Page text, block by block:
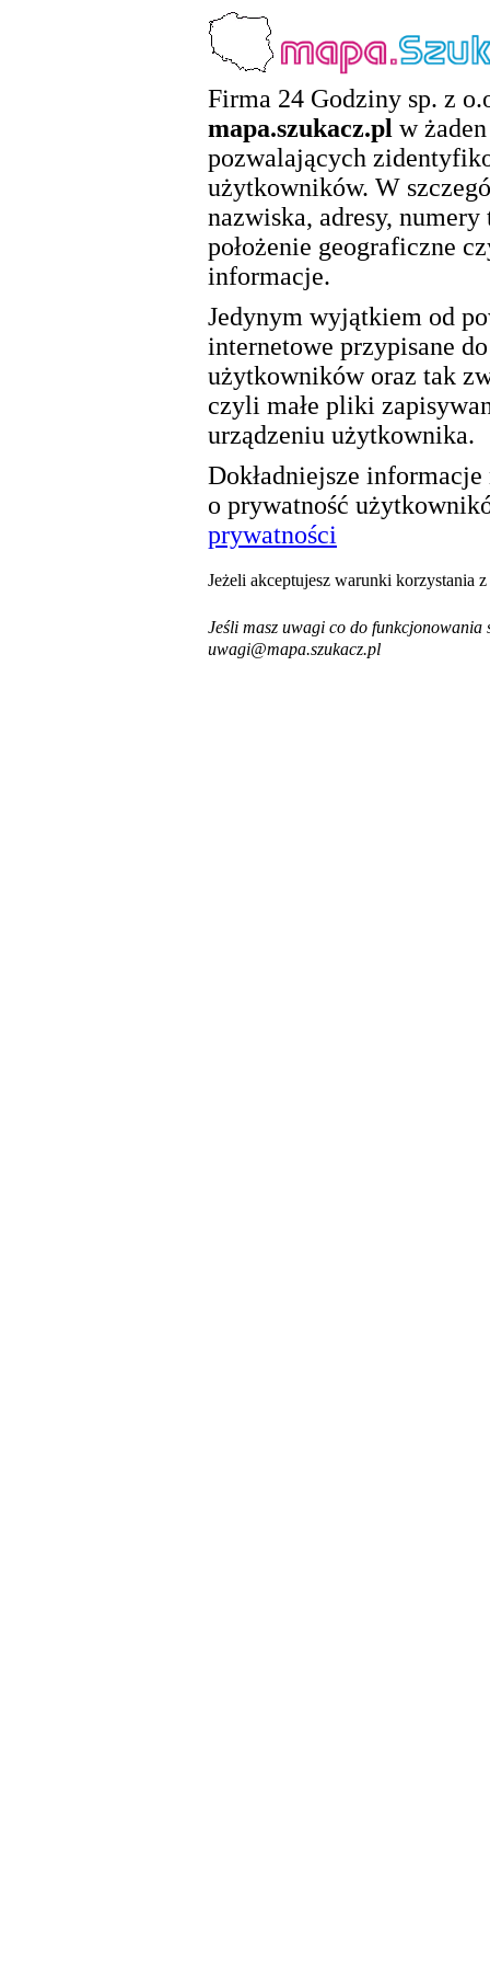
Firma 24 Godziny sp. z
mapa.szukacz.pl w
pozwalających
użytkowników. W
nazwiska, adresy,
położenie geograficzne
informacje.
Jedynym wyjątkiem od
internetowe przypisane
użytkowników oraz tak
czyli małe pliki
urządzeniu użytkownika.
Dokładniejsze
o prywatność
prywatności
Jeżeli akceptujesz warunki korzystania
Jeśli masz uwagi co do funkcjonowania
uwagi@mapa.szukacz.pl